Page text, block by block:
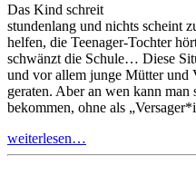
Das Kind schreit
stundenlang und nichts scheint
helfen, die Teenager-Tochter
schwänzt die Schule… Diese
und vor allem junge Mütter und
geraten. Aber an wen kann
bekommen, ohne als
weiterlesen…